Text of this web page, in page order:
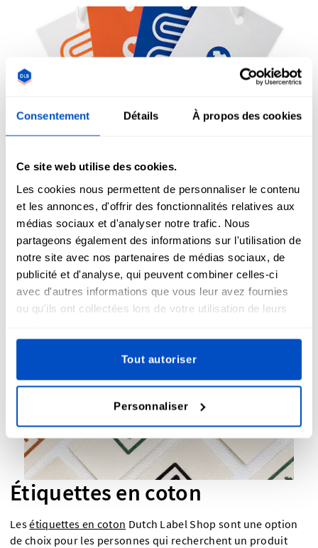
Consentement Détails À propos des cookies
Ce site web utilise des cookies.
Les cookies nous permettent de personnaliser le contenu
et les annonces, d'offrir des fonctionnalités relatives aux
médias sociaux et d'analyser notre trafic. Nous
partageons également des informations sur l'utilisation de
notre site avec nos partenaires de médias sociaux, de
publicité et d'analyse, qui peuvent combiner celles-ci
avec d'autres informations que vous leur avez fournies
ou qu'ils ont collectées lors de votre utilisation de leurs
Tout autoriser
Personnaliser
Étiquettes volantes
Un must pour tout point de vente. Que vous vendiez des
articles sur un stand de marché ou dans une boutique de
étiquette volanteest le premier endroit où vos
clients vont trouver des informations telles que le prix, la
taille et la marque. Notre pack d'échantillons contient deux
étiquettes volantes personnalisables pour correspondre à
n'importe quel modèle.
Étiquettes en coton
Lesétiquettes en coton Dutch Label Shop sont une option
de choix pour les personnes qui recherchent un produit